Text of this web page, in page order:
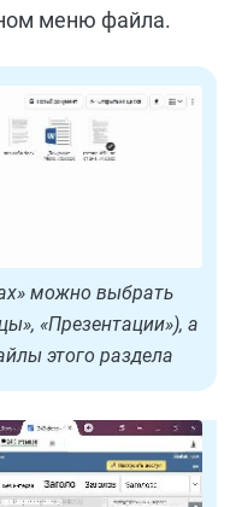
меню файла.
можно выбрать
«Презентации»), а
этого раздела